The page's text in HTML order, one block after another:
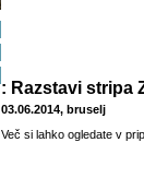
: Razstavi stripa
03.06.2014, bruselj
Več si lahko ogledate v